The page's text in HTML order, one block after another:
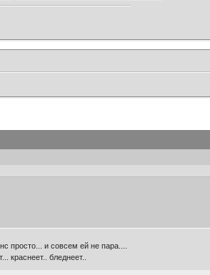
просто... и совсем ей не пара....
краснеет.. бледнеет..